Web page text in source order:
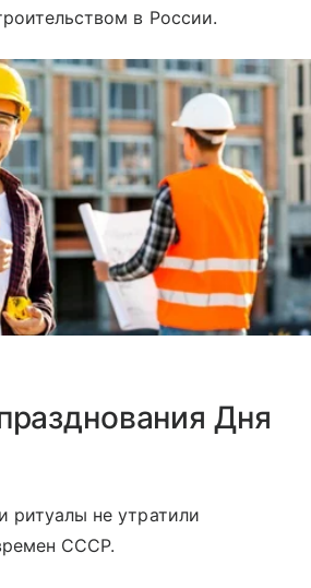
в России.
Дня
ритуалы не утратили
СССР.